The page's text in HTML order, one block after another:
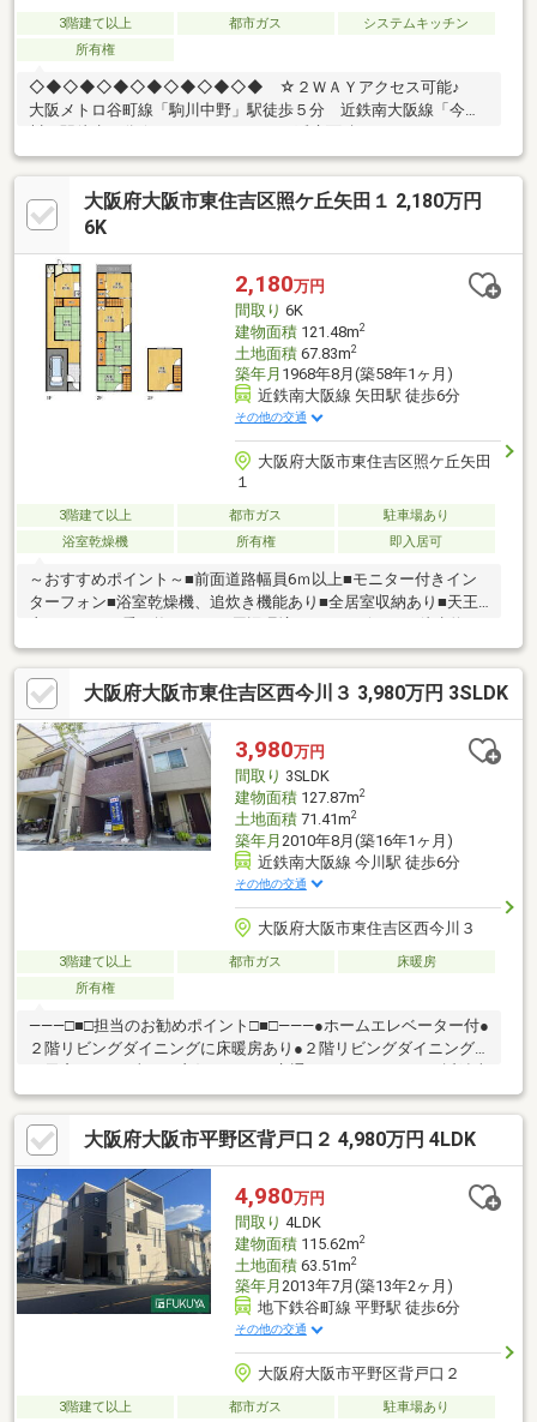
3階建て以上 都市ガス
システムキッチン
所有権
◇◆◇◆◇◆◇◆◇◆◇◆◇◆ ☆２ＷＡＹアクセス可能♪
大阪メトロ谷町線「駒川中野」駅徒歩５分 近鉄南大阪線「今
川」駅徒歩８分☆４ＬＤＫ＋ＬＤＫ、延床面積１４４．０１㎡の
広さ☆西・東バルコニー４ヶ所☆日当たり・通風良好♪・スーパ
ーやコンビニ、ドラッグストアなど生活に便利な施設が周辺には
充実しています♪〇カナートモール南田辺：徒歩10分（780ｍ）〇
ファミリーマート駒川三丁目店：徒歩2分（146ｍ）〇サンドラッ
大阪府大阪市東住吉区照ケ丘矢田１ 2,180万円
6K
2,180万円
間取り 6K
建物面積121.48m2
土地面積67.83m2
築年月 1968年8月(築58年1ヶ月)
近鉄南大阪線 矢田駅 徒歩6分
その他の交通
大阪府大阪市東住吉区照ケ丘矢田
１
3階建て以上 都市ガス
駐車場あり
浴室乾燥機
所有権 即入居可
～おすすめポイント～■前面道路幅員6ｍ以上■モニター付きイン
ターフォン■浴室乾燥機、追炊き機能あり■全居室収納あり■天王
分・スーパーまで徒歩約4分・ドラッグストアまで徒歩約8分・郵
便局まで徒歩約4分・銀行まで徒歩約6分・小学校まで徒歩約4
分・病院まで徒歩約7分・公園まで徒歩約5分その他、近隣には生
活に便利な施設多数あり!!ぜひ一度ご覧になってみませんか♪住宅
ローンなどの資金計画もお気軽にご相談ください!!お問合せお待ち
しております!!
大阪府大阪市東住吉区西今川３ 3,980万円 3SLDK
3,980万円
間取り 3SLDK
建物面積127.87m2
土地面積71.41m2
築年月 2010年8月(築16年1ヶ月)
近鉄南大阪線 今川駅 徒歩6分
その他の交通
大阪府大阪市東住吉区西今川３
3階建て以上 都市ガス
床暖房
所有権
―――□■□担当のお勧めポイント□■□―――●ホームエレベーター付●
２階リビングダイニングに床暖房あり●２階リビングダイニング
に天窓あり●日当たり良好―――□■□交通アクセス□■□―――●近鉄南
大阪線「今川」駅 徒歩６分●大阪メトロ谷町線「駒川中野」
駅 徒歩８分●近鉄南大阪線「北田辺」駅 徒歩１３分
大阪府大阪市平野区背戸口２ 4,980万円 4LDK
4,980万円
間取り 4LDK
建物面積115.62m2
土地面積63.51m2
築年月 2013年7月(築13年2ヶ月)
地下鉄谷町線 平野駅 徒歩6分
その他の交通
大阪府大阪市平野区背戸口２
3階建て以上 都市ガス 駐車場あり